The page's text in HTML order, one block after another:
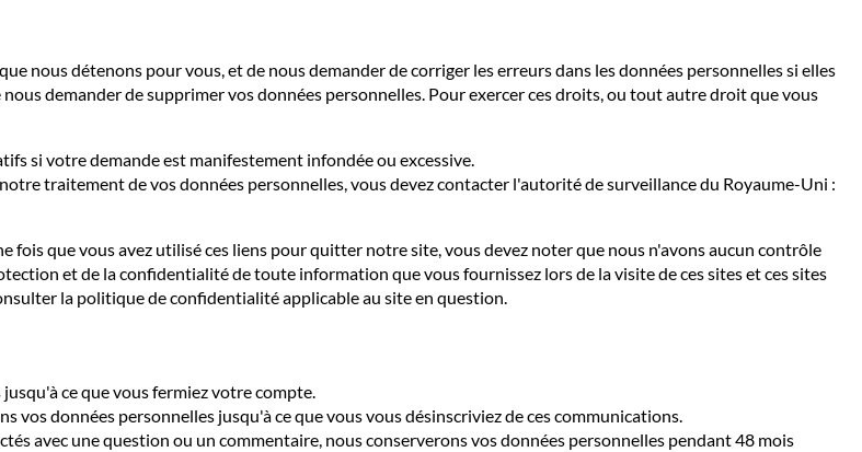
nous détenons pour vous, et de nous demander de corriger les erreurs dans les données personnelles si elles
demander de supprimer vos données personnelles. Pour exercer ces droits, ou tout autre droit que vous
si votre demande est manifestement infondée ou excessive.
traitement de vos données personnelles, vous devez contacter l'autorité de surveillance du Royaume-Uni :
que vous avez utilisé ces liens pour quitter notre site, vous devez noter que nous n'avons aucun contrôle
et de la confidentialité de toute information que vous fournissez lors de la visite de ces sites et ces sites
la politique de confidentialité applicable au site en question.
ce que vous fermiez votre compte.
vos données personnelles jusqu'à ce que vous vous désinscriviez de ces communications.
avec une question ou un commentaire, nous conserverons vos données personnelles pendant 48 mois